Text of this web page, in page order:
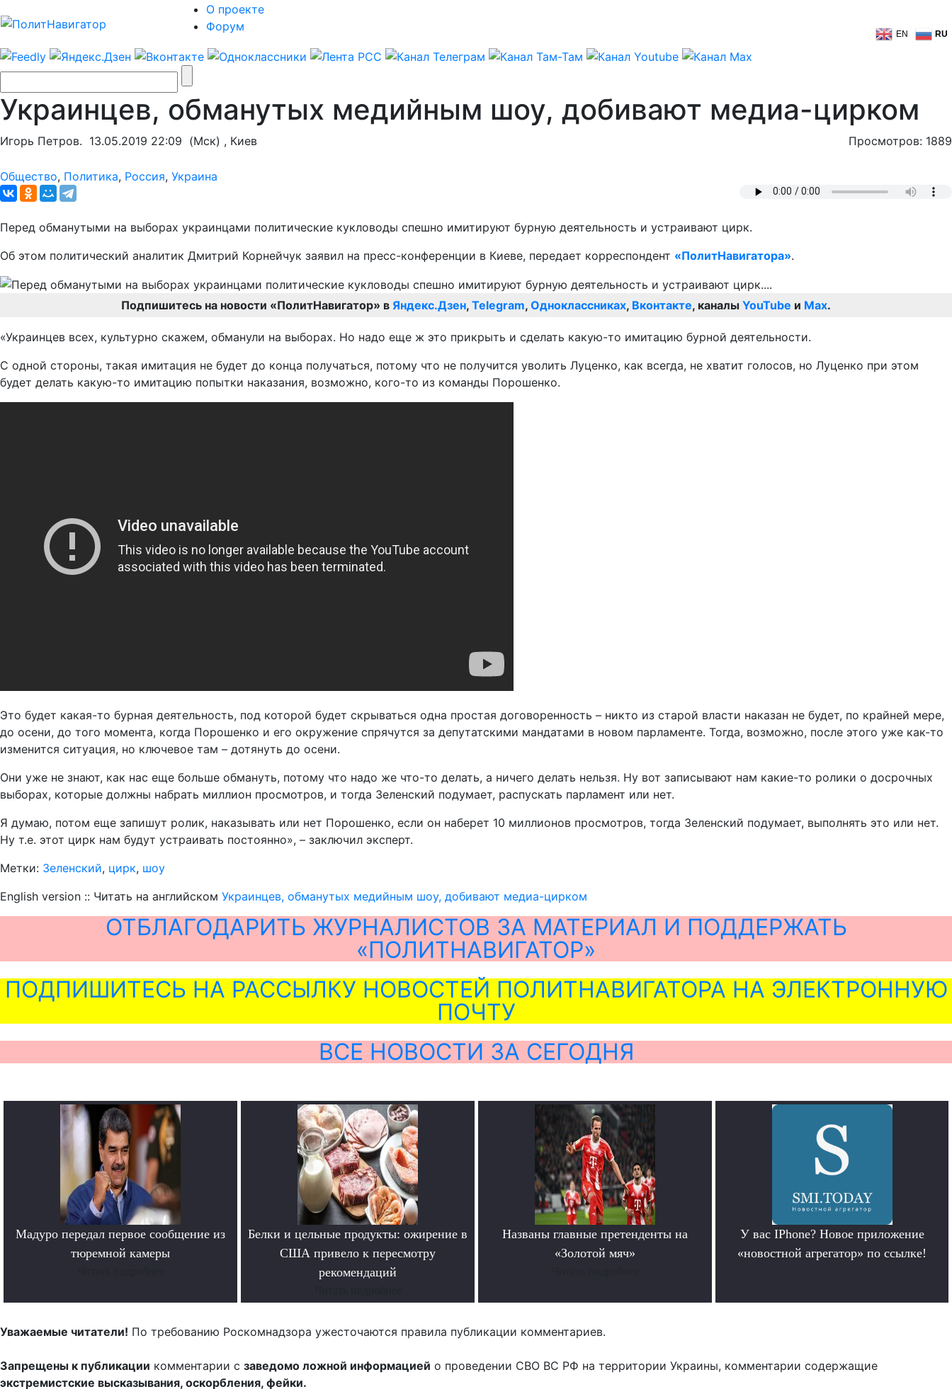
О проекте
Форум
EN RU
Украинцев, обманутых медийным шоу, добивают медиа-цирком
Игорь Петров. 13.05.2019 22:09 (Мск) , Киев Просмотров: 1889
Общество, Политика, Россия, Украина
Перед обманутыми на выборах украинцами политические кукловоды спешно имитируют бурную деятельность и устраивают цирк.
Об этом политический аналитик Дмитрий Корнейчук заявил на пресс-конференции в Киеве, передает корреспондент «ПолитНавигатора».
Подпишитесь на новости «ПолитНавигатор» в Яндекс.Дзен, Telegram, Одноклассниках, Вконтакте, каналы YouTube и Max.
«Украинцев всех, культурно скажем, обманули на выборах. Но надо еще ж это прикрыть и сделать какую-то имитацию бурной деятельности.
С одной стороны, такая имитация не будет до конца получаться, потому что не получится уволить Луценко, как всегда, не хватит голосов, но Луценко при этом
будет делать какую-то имитацию попытки наказания, возможно, кого-то из команды Порошенко.
Это будет какая-то бурная деятельность, под которой будет скрываться одна простая договоренность – никто из старой власти наказан не будет, по крайней мере,
до осени, до того момента, когда Порошенко и его окружение спрячутся за депутатскими мандатами в новом парламенте. Тогда, возможно, после этого уже как-то
изменится ситуация, но ключевое там – дотянуть до осени.
Они уже не знают, как нас еще больше обмануть, потому что надо же что-то делать, а ничего делать нельзя. Ну вот записывают нам какие-то ролики о досрочных
выборах, которые должны набрать миллион просмотров, и тогда Зеленский подумает, распускать парламент или нет.
Я думаю, потом еще запишут ролик, наказывать или нет Порошенко, если он наберет 10 миллионов просмотров, тогда Зеленский подумает, выполнять это или нет.
Ну т.е. этот цирк нам будут устраивать постоянно», – заключил эксперт.
Метки: Зеленский, цирк, шоу
English version :: Читать на английском Украинцев, обманутых медийным шоу, добивают медиа-цирком
ОТБЛАГОДАРИТЬ ЖУРНАЛИСТОВ ЗА МАТЕРИАЛ И ПОДДЕРЖАТЬ
«ПОЛИТНАВИГАТОР»
ПОДПИШИТЕСЬ НА РАССЫЛКУ НОВОСТЕЙ ПОЛИТНАВИГАТОРА НА ЭЛЕКТРОННУЮ
ПОЧТУ
ВСЕ НОВОСТИ ЗА СЕГОДНЯ
Мадуро передал первое сообщение из
тюремной камеры
Белки и цельные продукты: ожирение в
США привело к пересмотру
рекомендаций
Названы главные претенденты на
«Золотой мяч»
У вас IPhone? Новое приложение
«новостной агрегатор» по ссылке!
Уважаемые читатели! По требованию Роскомнадзора ужесточаются правила публикации комментариев.
Запрещены к публикации комментарии с заведомо ложной информацией о проведении СВО ВС РФ на территории Украины, комментарии содержащие
экстремистские высказывания, оскорбления, фейки.